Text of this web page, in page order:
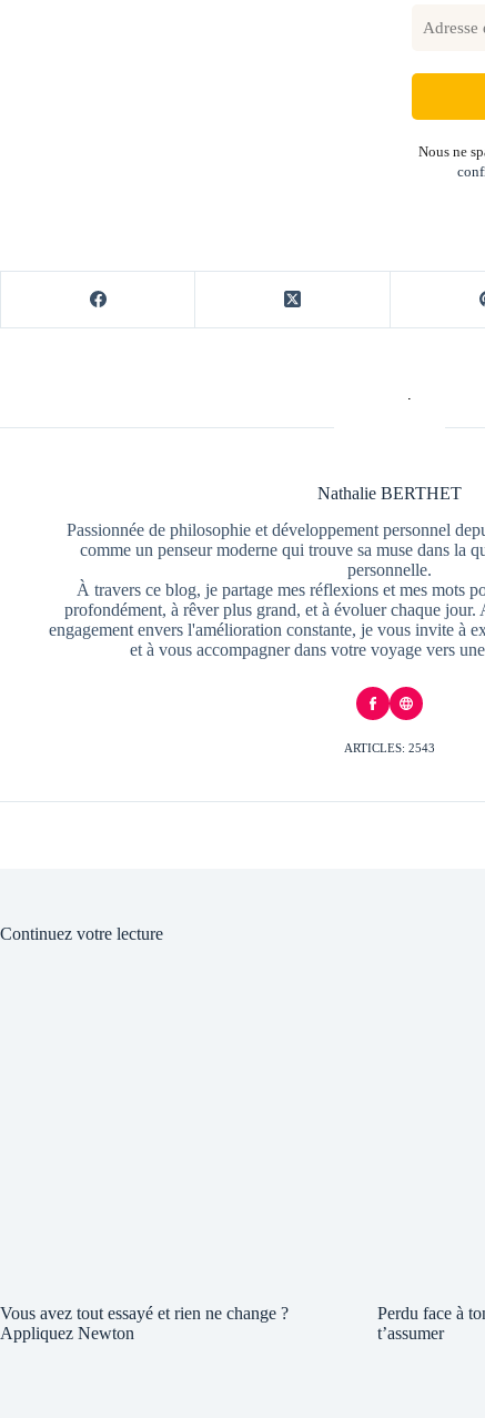
Nous ne
Nathalie BERTHET
Passionnée de philosophie et développement personnel
comme un penseur moderne qui trouve sa muse dans la
personnelle.
À travers ce blog, je partage mes réflexions et mes mots
profondément, à rêver plus grand, et à évoluer chaque jour.
engagement envers l'amélioration constante, je vous invite à
et à vous accompagner dans votre voyage vers
ARTICLES: 2543
Continuez votre lecture
Vous avez tout essayé et rien ne change ?
Appliquez Newton
Perdu face à
t’assumer